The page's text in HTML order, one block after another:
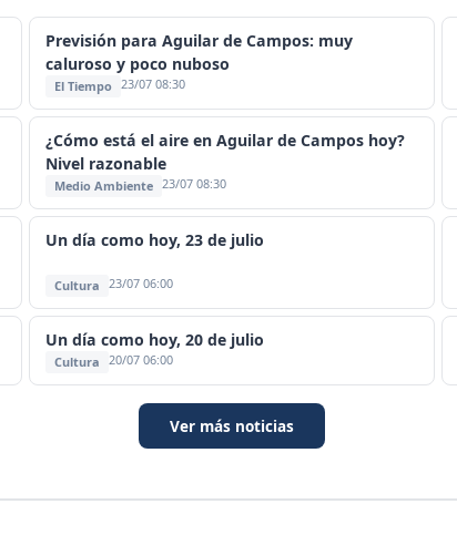
Previsión para Aguilar de Campos: muy
caluroso y poco nuboso
El Tiempo 23/07 08:30
¿Cómo está el aire en Aguilar de Campos hoy?
Nivel razonable
Medio Ambiente 23/07 08:30
Un día como hoy, 23 de julio
Cultura 23/07 06:00
Un día como hoy, 20 de julio
Cultura 20/07 06:00
Ver más noticias